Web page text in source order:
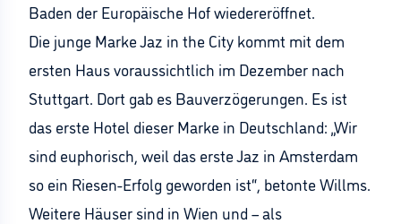
Baden der Europäische Hof wiedereröffnet.
Die junge Marke Jaz in the City kommt mit dem
ersten Haus voraussichtlich im Dezember nach
Stuttgart. Dort gab es Bauverzögerungen. Es ist
das erste Hotel dieser Marke in Deutschland: „Wir
sind euphorisch, weil das erste Jaz in Amsterdam
so ein Riesen-Erfolg geworden ist“, betonte Willms.
Weitere Häuser sind in Wien und – als